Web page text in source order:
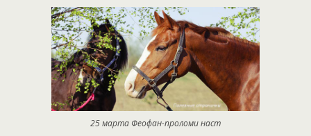
25 марта Феофан-проломи наст